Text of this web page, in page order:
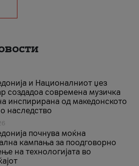
и Националниот џез
создадоа современа музичка
инспирирана од македонското
наследство
почнува моќна
кампања за поодговорно
на технологијата во